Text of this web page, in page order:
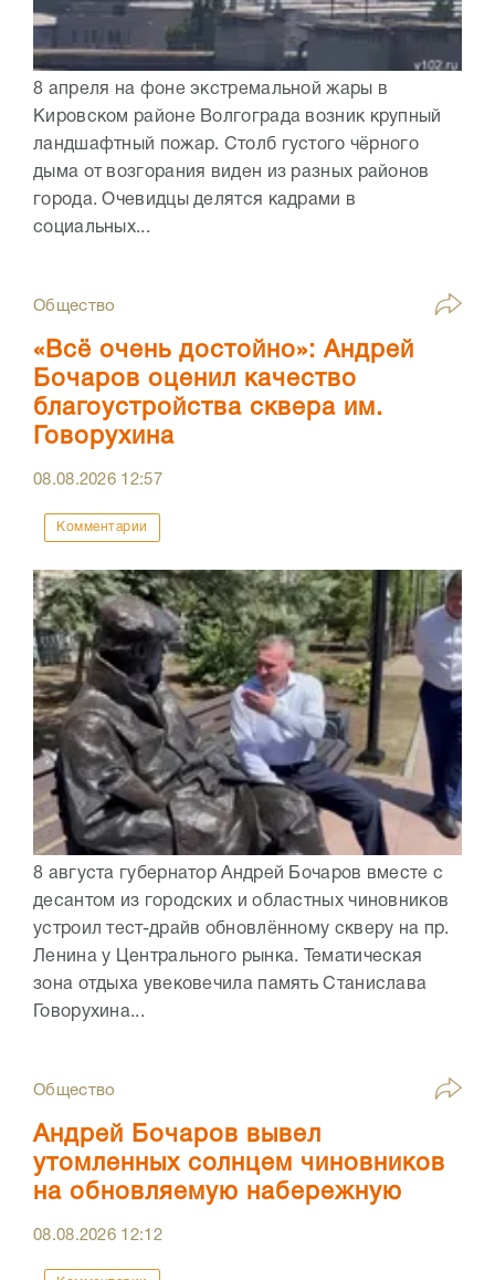
8 апреля на фоне экстремальной жары в
Кировском районе Волгограда возник крупный
ландшафтный пожар. Столб густого чёрного
дыма от возгорания виден из разных районов
города. Очевидцы делятся кадрами в
социальных...
Общество
«Всё очень достойно»: Андрей
Бочаров оценил качество
благоустройства сквера им.
Говорухина
08.08.2026 12:57
Комментарии
8 августа губернатор Андрей Бочаров вместе с
десантом из городских и областных чиновников
устроил тест-драйв обновлённому скверу на пр.
Ленина у Центрального рынка. Тематическая
зона отдыха увековечила память Станислава
Говорухина...
Общество
Андрей Бочаров вывел
утомленных солнцем чиновников
на обновляемую набережную
08.08.2026 12:12